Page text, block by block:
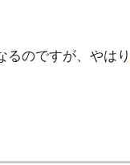
るのですが、やはり